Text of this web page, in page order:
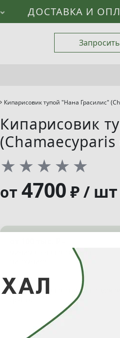
ДОСТАВКА И
Кипарисовик тупой "Нана Грасилис"
Кипарисовик
★ ★ ★ ★ ★
от 4700 ₽ / шт
минимальная отгрузка в
от 0 ₽ -
минимальная отгрузка в садовом